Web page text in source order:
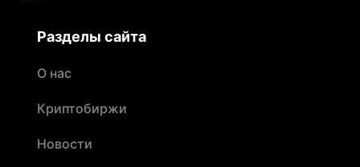
Разделы сайта
О нас
Криптобиржи
Новости